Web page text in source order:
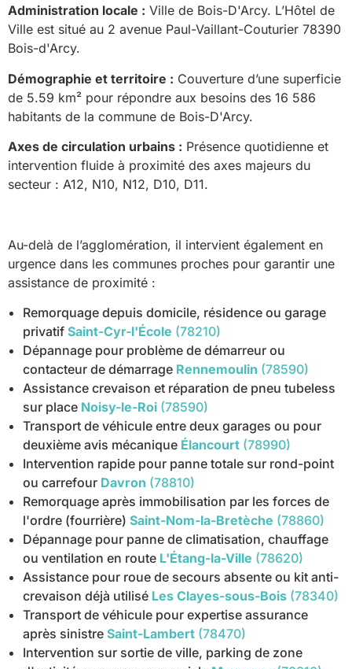
Administration locale : Ville de Bois-D'Arcy. L’Hôtel de
Ville est situé au 2 avenue Paul-Vaillant-Couturier 78390
Bois-d'Arcy.
Démographie et territoire : Couverture d’une superficie
de 5.59 km² pour répondre aux besoins des 16 586
habitants de la commune de Bois-D'Arcy.
Axes de circulation urbains : Présence quotidienne et
intervention fluide à proximité des axes majeurs du
secteur : A12, N10, N12, D10, D11.
Au-delà de l’agglomération, il intervient également en
urgence dans les communes proches pour garantir une
assistance de proximité :
Remorquage depuis domicile, résidence ou garage
privatif Saint-Cyr-l'École (78210)
Dépannage pour problème de démarreur ou
contacteur de démarrage Rennemoulin (78590)
Assistance crevaison et réparation de pneu tubeless
sur place Noisy-le-Roi (78590)
Transport de véhicule entre deux garages ou pour
deuxième avis mécanique Élancourt (78990)
Intervention rapide pour panne totale sur rond-point
ou carrefour Davron (78810)
Remorquage après immobilisation par les forces de
l'ordre (fourrière) Saint-Nom-la-Bretèche (78860)
Dépannage pour panne de climatisation, chauffage
ou ventilation en route L'Étang-la-Ville (78620)
Assistance pour roue de secours absente ou kit anti-
crevaison déjà utilisé Les Clayes-sous-Bois (78340)
Transport de véhicule pour expertise assurance
après sinistre Saint-Lambert (78470)
Intervention sur sortie de ville, parking de zone